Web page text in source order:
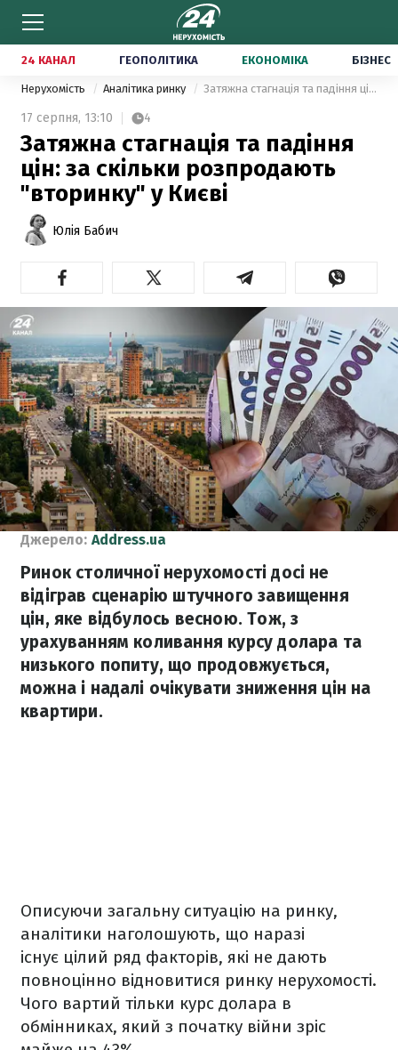
24 КАНАЛ ГЕОПОЛІТИКА ЕКОНОМІКА БІЗНЕС
Нерухомість Аналітика ринку Затяжна стагнація та падіння цін: за скільки розпродають "вторинку" у Києві
17 серпня, 13:10 4
Затяжна стагнація та падіння
цін: за скільки розпродають
"вторинку" у Києві
Юлія Бабич
Джерело: Address.ua
Ринок столичної нерухомості досі не
відіграв сценарію штучного завищення
цін, яке відбулось весною. Тож, з
урахуванням коливання курсу долара та
низького попиту, що продовжується,
можна і надалі очікувати зниження цін на
квартири.
Описуючи загальну ситуацію на ринку,
аналітики наголошують, що наразі
існує цілий ряд факторів, які не дають
повноцінно відновитися ринку нерухомості.
Чого вартий тільки курс долара в
обмінниках, який з початку війни зріс